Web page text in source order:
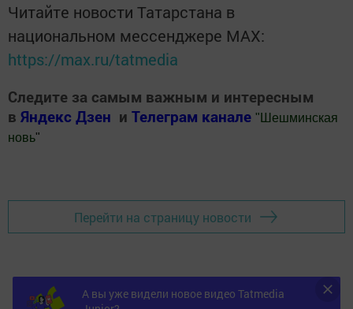
Читайте новости Татарстана в
национальном мессенджере MАХ:
https://max.ru/tatmedia
Следите за самым важным и интересным
в Яндекс Дзен и Телеграм канале " Шешминская
новь"
Перейти на страницу новости
А вы уже видели новое видео Tatmedia